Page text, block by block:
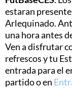
estaran
Arlequinado.
una hora antes
Ven a disfrutar
refrescos y tu
entrada para el
partido o en